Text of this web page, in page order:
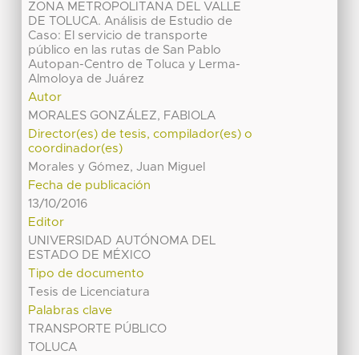
ZONA METROPOLITANA DEL VALLE
DE TOLUCA. Análisis de Estudio de
Caso: El servicio de transporte
público en las rutas de San Pablo
Autopan-Centro de Toluca y Lerma-
Almoloya de Juárez
Autor
MORALES GONZÁLEZ, FABIOLA
Director(es) de tesis, compilador(es) o
coordinador(es)
Morales y Gómez, Juan Miguel
Fecha de publicación
13/10/2016
Editor
UNIVERSIDAD AUTÓNOMA DEL
ESTADO DE MÉXICO
Tipo de documento
Tesis de Licenciatura
Palabras clave
TRANSPORTE PÚBLICO
TOLUCA